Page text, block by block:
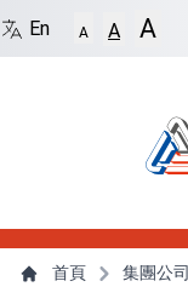
回到首頁
En A A A
主內容首頁 集團公司